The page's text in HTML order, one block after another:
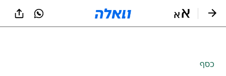
כסף